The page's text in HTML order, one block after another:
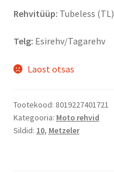
Rehvitüüp: Tubeless (TL)
Telg: Esirehv/Tagarehv
Laost otsas
Tootekood: 8019227401721
Kategooria: Moto rehvid
Sildid: 10, Metzeler